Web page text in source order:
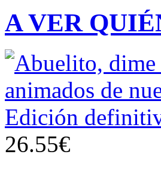
A VER
26.55€